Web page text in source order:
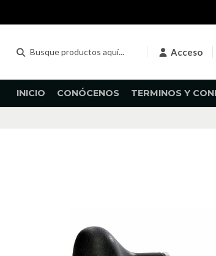
Acceso
INICIO CONÓCENOS TERMINOS Y